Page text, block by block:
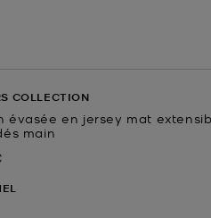
COLLECTION
évasée en jersey mat
main